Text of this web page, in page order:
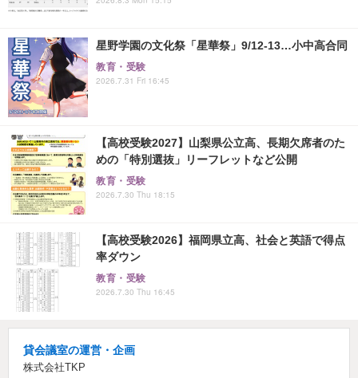
星野学園の文化祭「星華祭」9/12-13…小中高合同
教育・受験
2026.7.31 Fri 16:45
【高校受験2027】山梨県公立高、長期欠席者のた
めの「特別選抜」リーフレットなど公開
教育・受験
2026.7.30 Thu 18:15
【高校受験2026】福岡県立高、社会と英語で得点
率ダウン
教育・受験
2026.7.30 Thu 16:45
貸会議室の運営・企画
株式会社TKP